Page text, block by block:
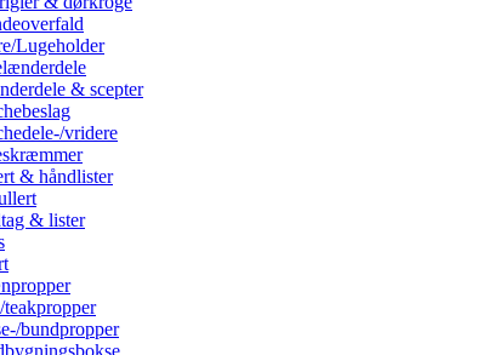
Lugeholder
& scepter
vridere
& håndlister
& lister
bundpropper